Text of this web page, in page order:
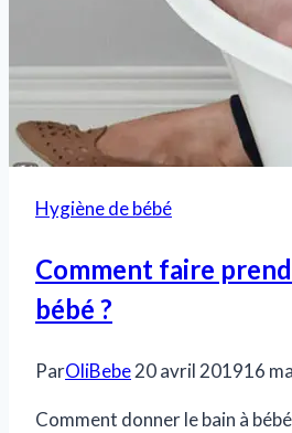
Hygiène de bébé
Comment faire
bébé ?
ParOliBebe20 avril 201916
Comment donner le bain à